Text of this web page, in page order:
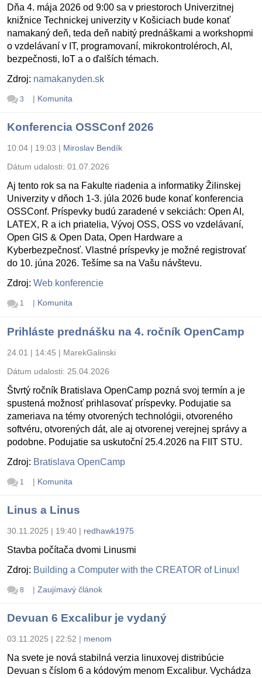
Dňa 4. mája 2026 od 9:00 sa v priestoroch Univerzitnej
knižnice Technickej univerzity v Košiciach bude konať
namakaný deň, teda deň nabitý prednáškami a workshopmi
o vzdelávaní v IT, programovaní, mikrokontroléroch, AI,
bezpečnosti, IoT a o ďalších témach.
Zdroj: namakanyden.sk
3 | Komunita
Konferencia OSSConf 2026
10.04 | 19:03 | Miroslav Bendík
Dátum udalosti: 01.07.2026
Aj tento rok sa na Fakulte riadenia a informatiky Žilinskej
Univerzity v dňoch 1-3. júla 2026 bude konať konferencia
OSSConf. Príspevky budú zaradené v sekciách: Open AI,
LATEX, R a ich priatelia, Vývoj OSS, OSS vo vzdelávaní,
Open GIS & Open Data, Open Hardware a
Kyberbezpečnosť. Vlastné príspevky je možné registrovať
do 10. júna 2026. Tešíme sa na Vašu návštevu.
Zdroj: Web konferencie
1 | Komunita
Prihláste prednášku na 4. ročník OpenCamp
24.01 | 14:45 | MarekGalinski
Dátum udalosti: 25.04.2026
Štvrtý ročník Bratislava OpenCamp pozná svoj termín a je
spustená možnosť prihlasovať príspevky. Podujatie sa
zameriava na témy otvorených technológii, otvoreného
softvéru, otvorených dát, ale aj otvorenej verejnej správy a
podobne. Podujatie sa uskutoční 25.4.2026 na FIIT STU.
Zdroj: Bratislava OpenCamp
1 | Komunita
Linus a Linus
30.11.2025 | 19:40 | redhawk1975
Stavba počítača dvomi Linusmi
Zdroj: Building a Computer with the CREATOR of Linux!
8 | Zaujímavý článok
Devuan 6 Excalibur je vydaný
03.11.2025 | 22:52 | menom
Na svete je nová stabilná verzia linuxovej distribúcie
Devuan s číslom 6 a kódovým menom Excalibur. Vychádza